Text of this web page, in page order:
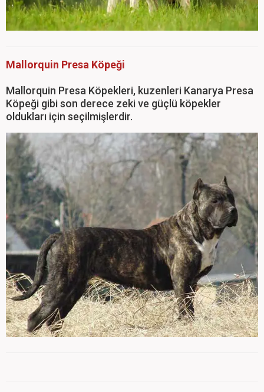
Mallorquin Presa Köpeği
Mallorquin Presa Köpekleri, kuzenleri Kanarya Presa
Köpeği gibi son derece zeki ve güçlü köpekler
oldukları için seçilmişlerdir.